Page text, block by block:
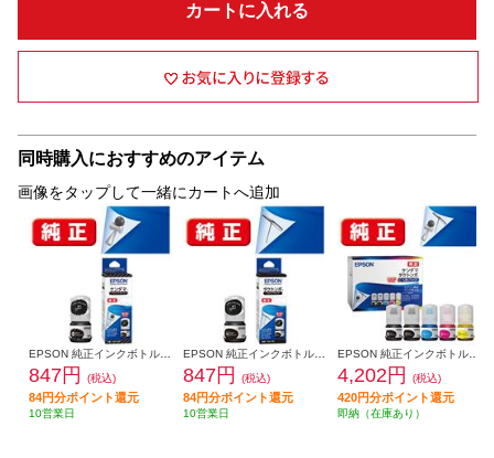
カートに入れる
同時購入におすすめのアイテム
画像をタップして一緒にカートへ追加
EPSON 純正インクボトル ケンダマ マットブラック KEN-MB
847円 (税込)
84円分ポイント還元
10営業日
EPSON 純正インクボトル タケトンボ フォトブラック TAK-PB
847円 (税込)
84円分ポイント還元
10営業日
EPSON 純正インクボトル ケンダマ・タケトンボ 5色パック KETA-5CL
4,202円 (税込)
420円分ポイント還元
即納（在庫あり）